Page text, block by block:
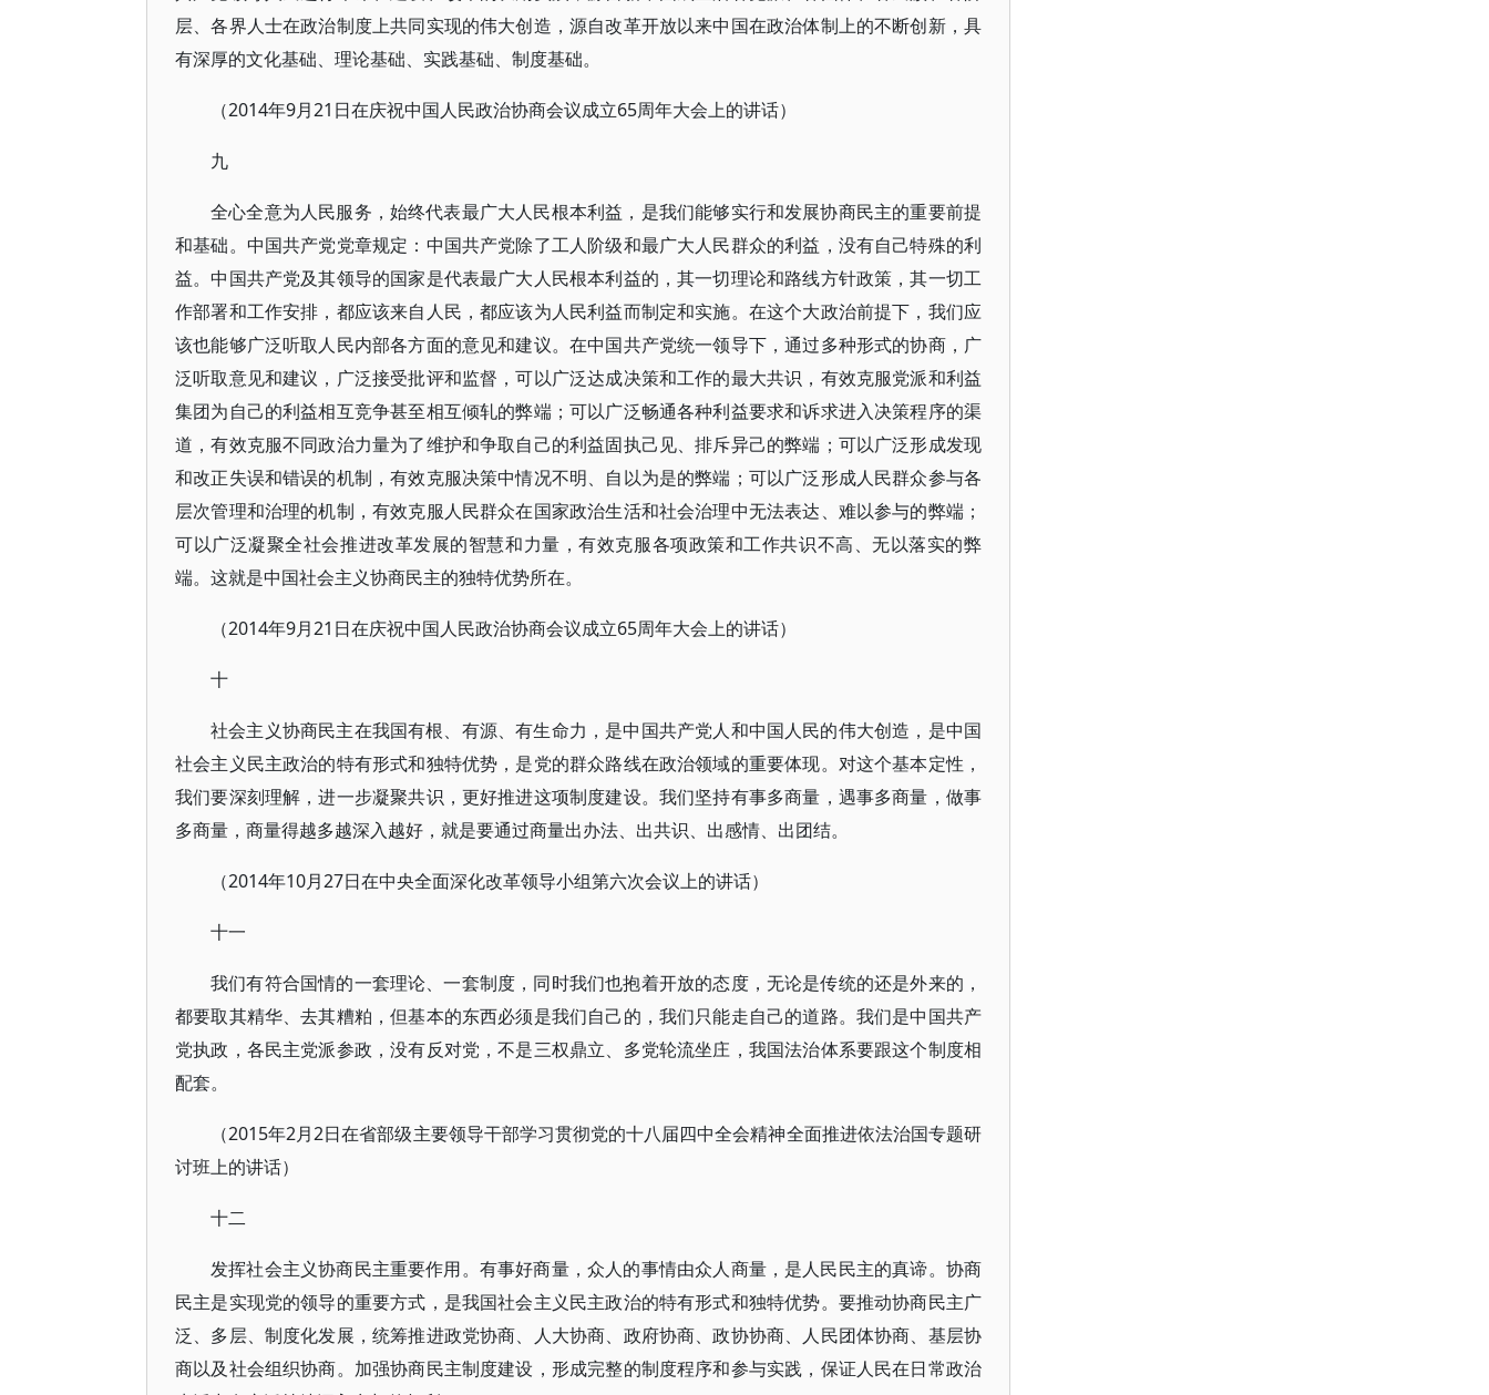
层、各界人士在政治制度上共同实现的伟大创造，源自改革开放以来中国在政治体制上的不断创新，具
有深厚的文化基础、理论基础、实践基础、制度基础。
（2014年9月21日在庆祝中国人民政治协商会议成立65周年大会上的讲话）
九
全心全意为人民服务，始终代表最广大人民根本利益，是我们能够实行和发展协商民主的重要前提
和基础。中国共产党党章规定：中国共产党除了工人阶级和最广大人民群众的利益，没有自己特殊的利
益。中国共产党及其领导的国家是代表最广大人民根本利益的，其一切理论和路线方针政策，其一切工
作部署和工作安排，都应该来自人民，都应该为人民利益而制定和实施。在这个大政治前提下，我们应
该也能够广泛听取人民内部各方面的意见和建议。在中国共产党统一领导下，通过多种形式的协商，广
泛听取意见和建议，广泛接受批评和监督，可以广泛达成决策和工作的最大共识，有效克服党派和利益
集团为自己的利益相互竞争甚至相互倾轧的弊端；可以广泛畅通各种利益要求和诉求进入决策程序的渠
道，有效克服不同政治力量为了维护和争取自己的利益固执己见、排斥异己的弊端；可以广泛形成发现
和改正失误和错误的机制，有效克服决策中情况不明、自以为是的弊端；可以广泛形成人民群众参与各
层次管理和治理的机制，有效克服人民群众在国家政治生活和社会治理中无法表达、难以参与的弊端；
可以广泛凝聚全社会推进改革发展的智慧和力量，有效克服各项政策和工作共识不高、无以落实的弊
端。这就是中国社会主义协商民主的独特优势所在。
（2014年9月21日在庆祝中国人民政治协商会议成立65周年大会上的讲话）
十
社会主义协商民主在我国有根、有源、有生命力，是中国共产党人和中国人民的伟大创造，是中国
社会主义民主政治的特有形式和独特优势，是党的群众路线在政治领域的重要体现。对这个基本定性，
我们要深刻理解，进一步凝聚共识，更好推进这项制度建设。我们坚持有事多商量，遇事多商量，做事
多商量，商量得越多越深入越好，就是要通过商量出办法、出共识、出感情、出团结。
（2014年10月27日在中央全面深化改革领导小组第六次会议上的讲话）
十一
我们有符合国情的一套理论、一套制度，同时我们也抱着开放的态度，无论是传统的还是外来的，
都要取其精华、去其糟粕，但基本的东西必须是我们自己的，我们只能走自己的道路。我们是中国共产
党执政，各民主党派参政，没有反对党，不是三权鼎立、多党轮流坐庄，我国法治体系要跟这个制度相
配套。
（2015年2月2日在省部级主要领导干部学习贯彻党的十八届四中全会精神全面推进依法治国专题研
讨班上的讲话）
十二
发挥社会主义协商民主重要作用。有事好商量，众人的事情由众人商量，是人民民主的真谛。协商
民主是实现党的领导的重要方式，是我国社会主义民主政治的特有形式和独特优势。要推动协商民主广
泛、多层、制度化发展，统筹推进政党协商、人大协商、政府协商、政协协商、人民团体协商、基层协
商以及社会组织协商。加强协商民主制度建设，形成完整的制度程序和参与实践，保证人民在日常政治